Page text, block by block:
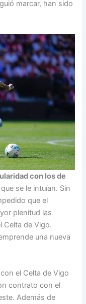
marcar, han sido
con los de
se le intuían. Sin
que el
plenitud las
Celta de Vigo.
una nueva
el Celta de Vigo
contrato con el
Además de